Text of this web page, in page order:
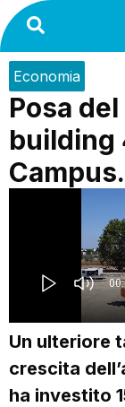
Economia
Posa
building
Un ulteriore
crescita
ha investito